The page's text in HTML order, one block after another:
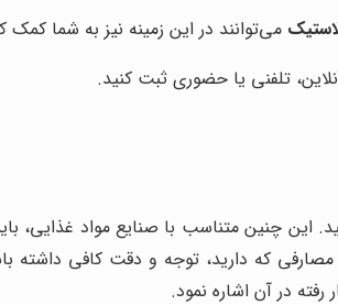
می‌توانند در این زمینه نیز به شما کمک
تلفنی یا حضوری ثبت کنید.
این چنین متناسب با صنایع مواد غذایی،
مصارفی که دارید، توجه و دقت کافی داشته
در آن اشاره نمود.